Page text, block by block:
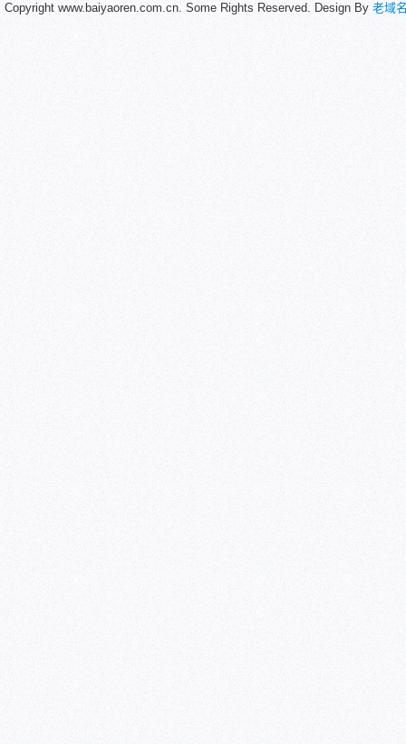
Copyright www.baiyaoren.com.cn. Some Rights Reserved. Design By 老域